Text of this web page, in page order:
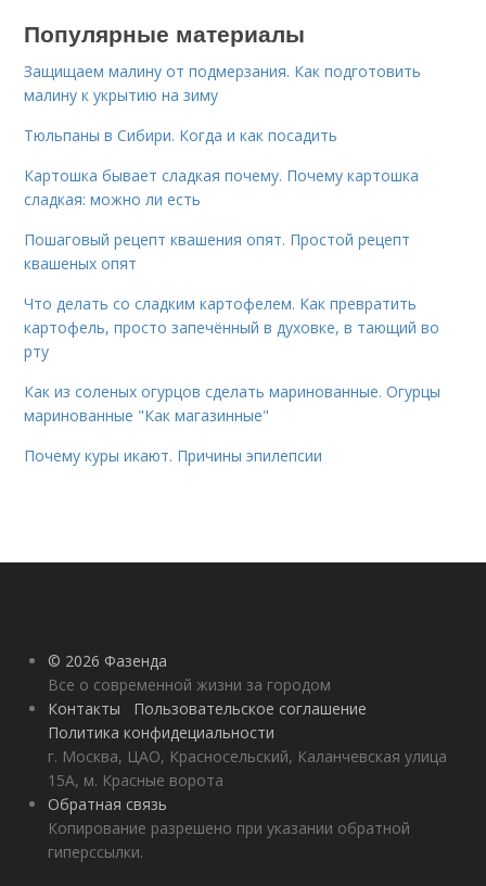
Популярные материалы
Защищаем малину от подмерзания. Как подготовить
малину к укрытию на зиму
Тюльпаны в Сибири. Когда и как посадить
Картошка бывает сладкая почему. Почему картошка
сладкая: можно ли есть
Пошаговый рецепт квашения опят. Простой рецепт
квашеных опят
Что делать со сладким картофелем. Как превратить
картофель, просто запечённый в духовке, в тающий во
рту
Как из соленых огурцов сделать маринованные. Огурцы
маринованные "Как магазинные"
Почему куры икают. Причины эпилепсии
© 2026 Фазенда
Все о современной жизни за городом
Контакты
Пользовательское соглашение
Политика конфидециальности
г. Москва, ЦАО, Красносельский, Каланчевская улица
15А, м. Красные ворота
Обратная связь
Копирование разрешено при указании обратной
гиперссылки.